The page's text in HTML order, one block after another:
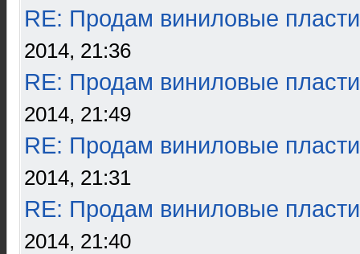
RE: Продам виниловые
2014, 21:36
RE: Продам виниловые
2014, 21:49
RE: Продам виниловые
2014, 21:31
RE: Продам виниловые
2014, 21:40